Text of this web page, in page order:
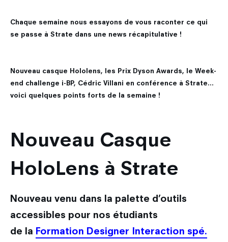
Encyclopédie du design
Qui sommes-nous ?
Admission en Mastères Spécialisés
Combien coûtent mes études ?
Les secteurs d'activité du designer
Recherche
Strate Research
Labo : Exalt Design Lab
Labo : Reset Design Lab
Découvrir le service international
Le cursus Design à l'international
Candidature des étudiants internationaux
Entreprises
Chaque semaine nous essayons de vous raconter ce qui
se passe à Strate dans une news récapitulative !
Nouveau casque Hololens, les Prix Dyson Awards, le Week-
end challenge i-BP, Cédric Villani en conférence à Strate...
voici quelques points forts de la semaine !
Nouveau Casque
HoloLens à Strate
Nouveau venu dans la palette d’outils
accessibles pour nos étudiants
de la Formation Designer Interaction spé.